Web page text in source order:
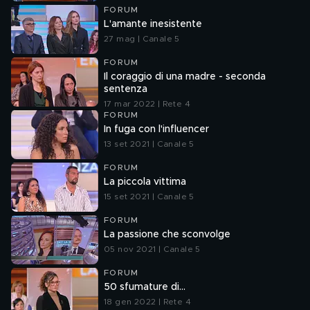
FORUM
L'amante inesistente
27 mag | Canale 5
FORUM
Il coraggio di una madre - seconda
sentenza
17 mar 2022 | Rete 4
FORUM
In fuga con l'influencer
13 set 2021 | Canale 5
FORUM
La piccola vittima
15 set 2021 | Canale 5
FORUM
La passione che sconvolge
05 nov 2021 | Canale 5
FORUM
50 sfumature di...
18 gen 2022 | Rete 4